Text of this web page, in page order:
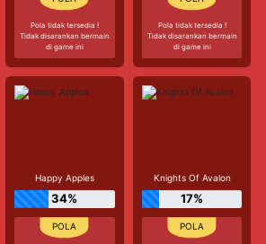
Pola tidak tersedia !
Tidak disarankan bermain
di game ini
Pola tidak tersedia !
Tidak disarankan bermain
di game ini
Happy Apples
34%
Knights Of Avalon
17%